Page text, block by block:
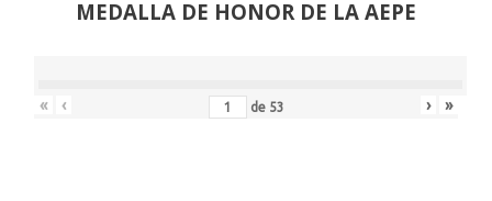
MEDALLA DE HONOR DE LA AEPE
« ‹ de 53 › »